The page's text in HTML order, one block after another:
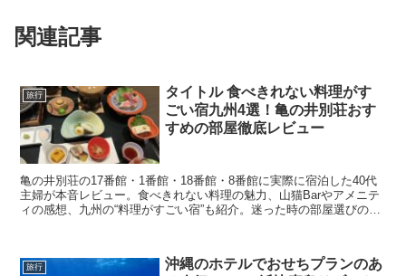
関連記事
旅行
タイトル 食べきれない料理がす
ごい宿九州4選！亀の井別荘おす
すめの部屋徹底レビュー
亀の井別荘の17番館・1番館・18番館・8番館に実際に宿泊した40代
主婦が本音レビュー。食べきれない料理の魅力、山猫Barやアメニテ
ィの感想、九州の“料理がすごい宿”も紹介。迷った時の部屋選びの参
旅行
沖縄のホテルでおせちプランのあ